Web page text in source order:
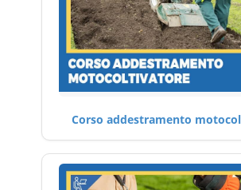
Corso addestramento